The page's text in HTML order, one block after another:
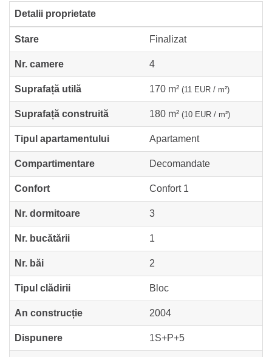
Detalii proprietate
Stare Finalizat
Nr. camere 4
Suprafață utilă 170 m² (11 EUR / m²)
Suprafață construită 180 m² (10 EUR / m²)
Tipul apartamentului Apartament
Compartimentare Decomandate
Confort Confort 1
Nr. dormitoare 3
Nr. bucătării 1
Nr. băi 2
Tipul clădirii Bloc
An construcție 2004
Dispunere 1S+P+5